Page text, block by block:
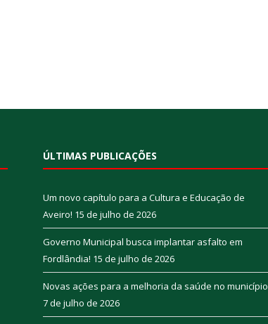
ÚLTIMAS PUBLICAÇÕES
Um novo capítulo para a Cultura e Educação de
Aveiro! 15 de julho de 2026
Governo Municipal busca implantar asfalto em
Fordlândia! 15 de julho de 2026
Novas ações para a melhoria da saúde no município
7 de julho de 2026